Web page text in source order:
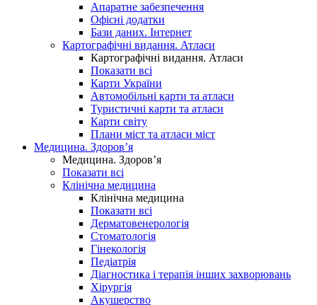
Апаратне забезпечення
Офісні додатки
Бази даних. Інтернет
Картографічні видання. Атласи
Картографічні видання. Атласи
Показати всі
Карти України
Автомобільні карти та атласи
Туристичні карти та атласи
Карти світу
Плани міст та атласи міст
Медицина. Здоров’я
Медицина. Здоров’я
Показати всі
Клінічна медицина
Клінічна медицина
Показати всі
Дерматовенерологія
Стоматологія
Гінекологія
Педіатрія
Діагностика і терапія інших захворювань
Хірургія
Акушерство